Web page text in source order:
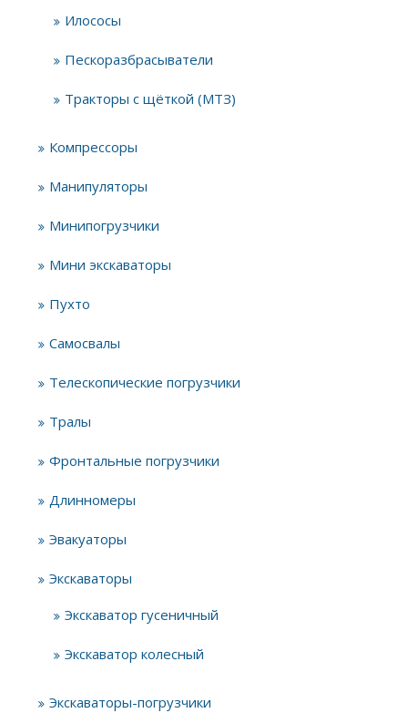
Илососы
Пескоразбрасыватели
Тракторы с щёткой (МТЗ)
Компрессоры
Манипуляторы
Минипогрузчики
Мини экскаваторы
Пухто
Самосвалы
Телескопические погрузчики
Тралы
Фронтальные погрузчики
Длинномеры
Эвакуаторы
Экскаваторы
Экскаватор гусеничный
Экскаватор колесный
Экскаваторы-погрузчики